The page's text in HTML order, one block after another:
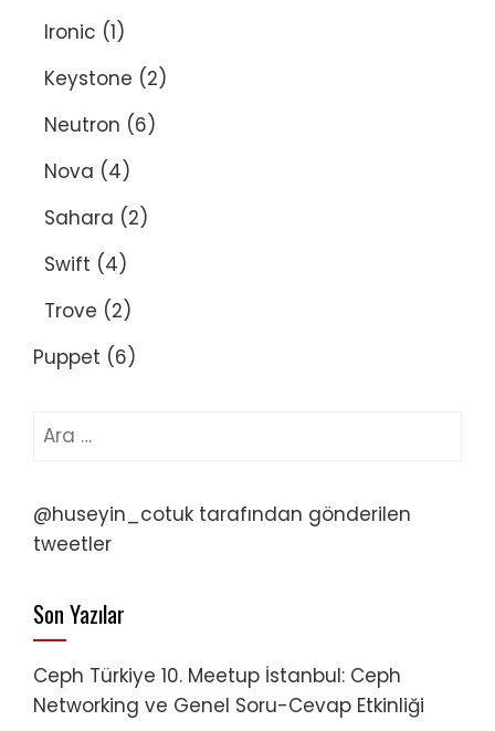
Ironic (1)
Keystone (2)
Neutron (6)
Nova (4)
Sahara (2)
Swift (4)
Trove (2)
Puppet (6)
Arama:
@huseyin_cotuk tarafından gönderilen
tweetler
Son Yazılar
Ceph Türkiye 10. Meetup İstanbul: Ceph
Networking ve Genel Soru-Cevap Etkinliği